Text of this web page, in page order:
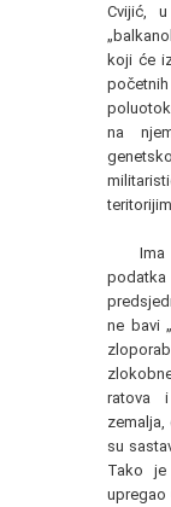
Cvijić,
koji će
na
Ima li
ne bavi
ratova i
su
Tako je
upregao